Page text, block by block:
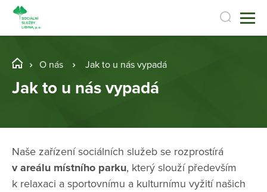
O nás Jak to u nás vypadá
Jak to u nás vypadá
Naše zařízení sociálních služeb se rozprostírá
v areálu místního parku, který slouží především
k relaxaci a sportovnímu a kulturnímu vyžití našich